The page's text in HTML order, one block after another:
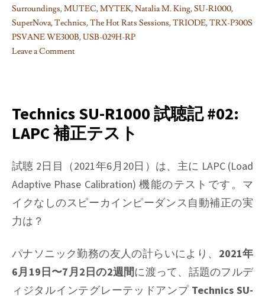
Surroundings,MUTEC,MYTEK,Natalia M. King,SU-R1000,
SuperNova,Technics,The Hot Rats Sessions,TRIODE,TRX-P300S
PSVANE WE300B,USB-029H-RP
Leave a Comment
R1000
試
聴
#03:
USB
ィ
ジ
ル
力
で
Technics SU-R1000 試聴記 #02:
LAPC 補正テスト
試聴 2日目（2021年6月20日）は、主に LAPC (Load
Adaptive Phase Calibration) 機能のテストです。マ
イクなしのスピーカインピーダンス自動補正の実
力は？
パナソニック勤務の友人の計らいにより、 2021年
6月19日〜7月2日の2週間に渡って、話題のフルデ
ィジタルインテグレーテッドアンプ Technics SU-